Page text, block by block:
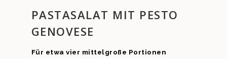
PASTASALAT MIT PESTO
GENOVESE
Für etwa vier mittelgroße Portionen